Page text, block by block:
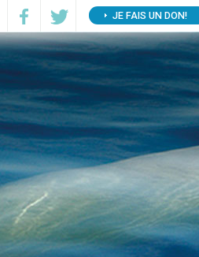
JE FAIS UN DON!